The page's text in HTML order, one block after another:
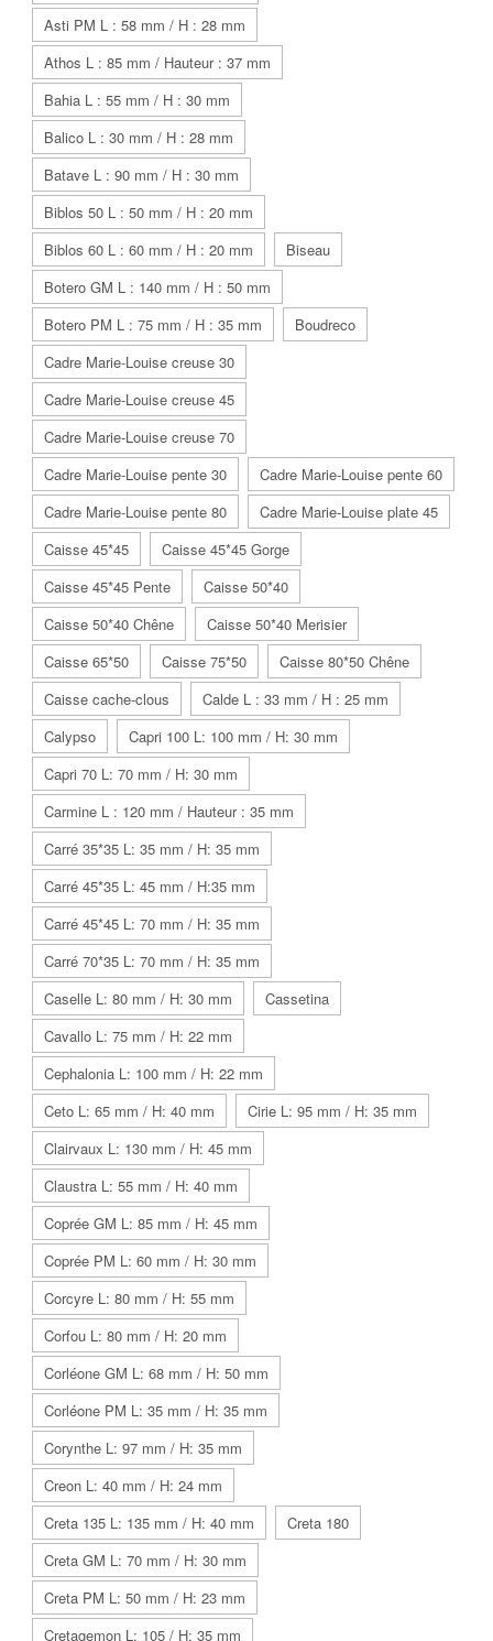
Asti PM L : 58 mm / H : 28 mm
Athos L : 85 mm / Hauteur : 37 mm
Bahia L : 55 mm / H : 30 mm
Balico L : 30 mm / H : 28 mm
Batave L : 90 mm / H : 30 mm
Biblos 50 L : 50 mm / H : 20 mm
Biblos 60 L : 60 mm / H : 20 mm
Biseau
Botero GM L : 140 mm / H : 50 mm
Botero PM L : 75 mm / H : 35 mm
Boudreco
Cadre Marie-Louise creuse 30
Cadre Marie-Louise creuse 45
Cadre Marie-Louise creuse 70
Cadre Marie-Louise pente 30
Cadre Marie-Louise pente 60
Cadre Marie-Louise pente 80
Cadre Marie-Louise plate 45
Caisse 45*45
Caisse 45*45 Gorge
Caisse 45*45 Pente
Caisse 50*40
Caisse 50*40 Chêne
Caisse 50*40 Merisier
Caisse 65*50
Caisse 75*50
Caisse 80*50 Chêne
Caisse cache-clous
Calde L : 33 mm / H : 25 mm
Calypso
Capri 100 L: 100 mm / H: 30 mm
Capri 70 L: 70 mm / H: 30 mm
Carmine L : 120 mm / Hauteur : 35 mm
Carré 35*35 L: 35 mm / H: 35 mm
Carré 45*35 L: 45 mm / H:35 mm
Carré 45*45 L: 70 mm / H: 35 mm
Carré 70*35 L: 70 mm / H: 35 mm
Caselle L: 80 mm / H: 30 mm
Cassetina
Cavallo L: 75 mm / H: 22 mm
Cephalonia L: 100 mm / H: 22 mm
Ceto L: 65 mm / H: 40 mm
Cirie L: 95 mm / H: 35 mm
Clairvaux L: 130 mm / H: 45 mm
Claustra L: 55 mm / H: 40 mm
Coprée GM L: 85 mm / H: 45 mm
Coprée PM L: 60 mm / H: 30 mm
Corcyre L: 80 mm / H: 55 mm
Corfou L: 80 mm / H: 20 mm
Corléone GM L: 68 mm / H: 50 mm
Corléone PM L: 35 mm / H: 35 mm
Corynthe L: 97 mm / H: 35 mm
Creon L: 40 mm / H: 24 mm
Creta 135 L: 135 mm / H: 40 mm
Creta 180
Creta GM L: 70 mm / H: 30 mm
Creta PM L: 50 mm / H: 23 mm
Cretagemon L: 105 / H: 35 mm